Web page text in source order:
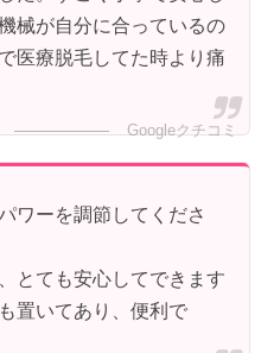
械が自分に合っているの
医療脱毛してた時より痛
Googleクチコミ
ワーを調節してくださ
とても安心してできます
置いてあり、便利で